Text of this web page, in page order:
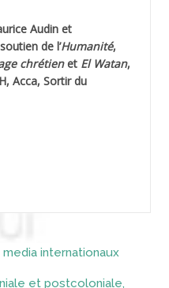
Audinet
de l’Humanité,
chrétienet El Watan,
Acca, Sortir du
internationaux
et postcoloniale,